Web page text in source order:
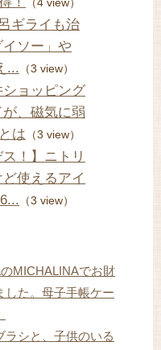
（4 view）
ギライも治
ソー」や
... （3 view）
ショッピング
、磁気に弱
は （3 view）
ス！】ニトリ
使えるアイ
（3 view）
MICHALINAでお財
した。母子手帳ケー
ラシと、子供のいる